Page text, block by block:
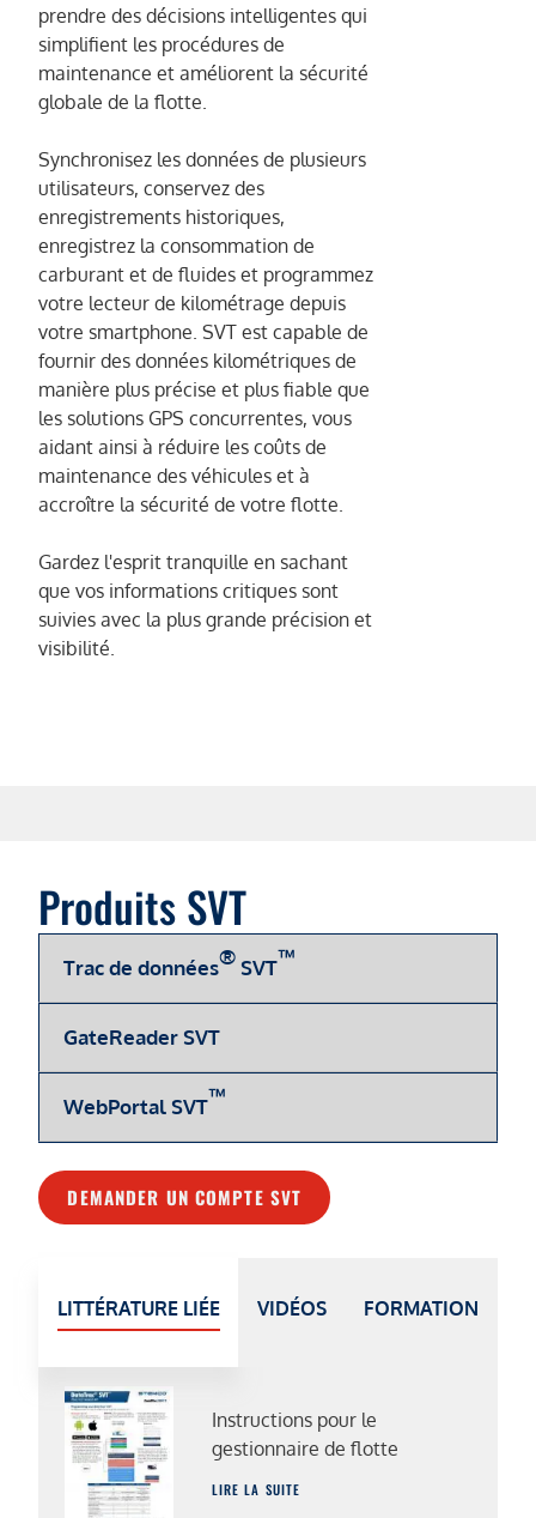
prendre des décisions intelligentes qui
simplifient les procédures de
maintenance et améliorent la sécurité
globale de la flotte.
Synchronisez les données de plusieurs
utilisateurs, conservez des
enregistrements historiques,
enregistrez la consommation de
carburant et de fluides et programmez
votre lecteur de kilométrage depuis
votre smartphone. SVT est capable de
fournir des données kilométriques de
manière plus précise et plus fiable que
les solutions GPS concurrentes, vous
aidant ainsi à réduire les coûts de
maintenance des véhicules et à
accroître la sécurité de votre flotte.
Gardez l'esprit tranquille en sachant
que vos informations critiques sont
suivies avec la plus grande précision et
visibilité.
Produits SVT
Trac de données®SVT™
GateReader SVT
WebPortal SVT™
DEMANDER UN COMPTE SVT
LITTÉRATURE LIÉE VIDÉOS FORMATION
Instructions pour le
gestionnaire de flotte
LIRE LA SUITE